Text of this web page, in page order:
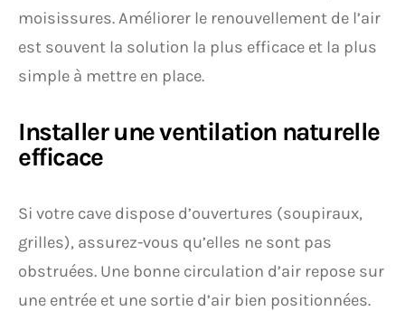
moisissures. Améliorer le renouvellement de l’air
est souvent la solution la plus efficace et la plus
simple à mettre en place.
Installer une ventilation naturelle
efficace
Si votre cave dispose d’ouvertures (soupiraux,
grilles), assurez-vous qu’elles ne sont pas
obstruées. Une bonne circulation d’air repose sur
une entrée et une sortie d’air bien positionnées.